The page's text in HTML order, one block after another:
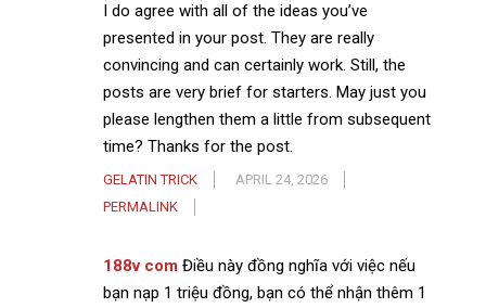
I do agree with all of the ideas you’ve
presented in your post. They are really
convincing and can certainly work. Still, the
posts are very brief for starters. May just you
please lengthen them a little from subsequent
time? Thanks for the post.
GELATIN TRICK
APRIL 24, 2026
PERMALINK
188v com Điều này đồng nghĩa với việc nếu
bạn nạp 1 triệu đồng, bạn có thể nhận thêm 1